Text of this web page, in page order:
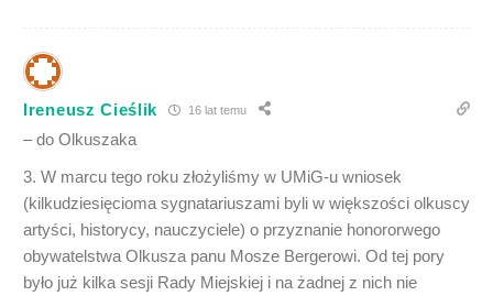
Ireneusz Cieślik 16 lat temu
– do Olkuszaka
3. W marcu tego roku złożyliśmy w UMiG-u wniosek
(kilkudziesięcioma sygnatariuszami byli w większości olkuscy
artyści, historycy, nauczyciele) o przyznanie honororwego
obywatelstwa Olkusza panu Mosze Bergerowi. Od tej pory
było już kilka sesji Rady Miejskiej i na żadnej z nich nie